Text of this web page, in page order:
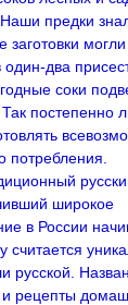
предки
заготовки
два
соки
постепенно
потребления.
широкое
в России
считается
русской.
рецепты